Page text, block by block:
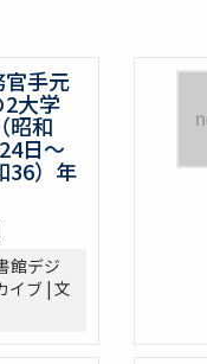
官手元
大学
和
日～
36）年
館デジ
イブ | 文